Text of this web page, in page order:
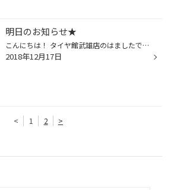
明日のお知らせ★
こんにちは！ タイヤ館武雄店のはましたです★ 明日１２月１８日(火)は レディースdayとなっています。 オイル・メンテナンス用品が お得にご購入できます。 ぜひこの機会にご来店いかがですか？ スタッフ一同お待ちしております。
2018年12月17日
< 1 2 >